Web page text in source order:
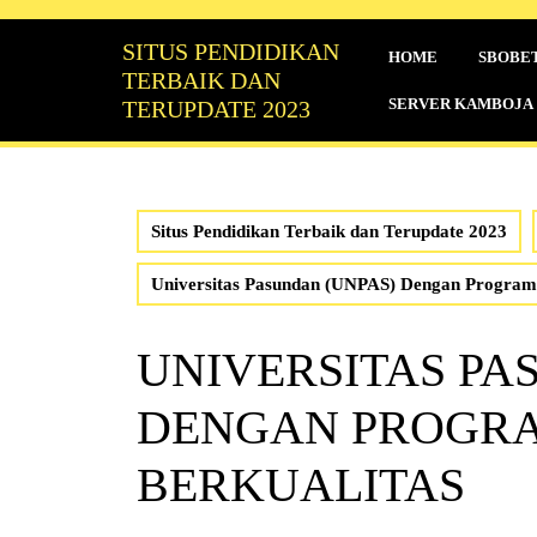
SITUS PENDIDIKAN
TERBAIK DAN
TERUPDATE 2023
HOME
SERVER KAMBOJA
Situs Pendidikan Terbaik dan Terupdate 2023
Universitas Pasundan (UNPAS) Dengan
UNIVERSITAS
DENGAN
BERKUALITAS